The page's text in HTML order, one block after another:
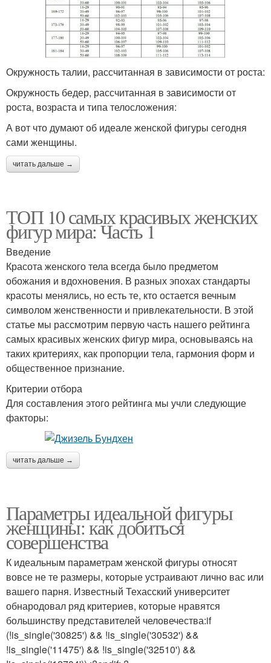
Окружность талии, рассчитанная в зависимости от роста:
Окружность бедер, рассчитанная в зависимости от
роста, возраста и типа телосложения:
А вот что думают об идеале женской фигуры сегодня
сами женщины.
читать дальше →
ТОП 10 самых красивых женских
фигур мира: Часть 1
Введение
Красота женского тела всегда было предметом
обожания и вдохновения. В разных эпохах стандарты
красоты менялись, но есть те, кто остается вечным
символом женственности и привлекательности. В этой
статье мы рассмотрим первую часть нашего рейтинга
самых красивых женских фигур мира, основываясь на
таких критериях, как пропорции тела, гармония форм и
общественное признание.
Критерии отбора
Для составления этого рейтинга мы учли следующие
факторы:
читать дальше →
Параметры идеальной фигуры
женщины: как добиться
совершенства
К идеальным параметрам женской фигуры относят
вовсе не те размеры, которые устраивают лично вас или
вашего парня. Известный Техасский университет
обнародовал ряд критериев, которые нравятся
большинству представителей человечества:if
(!is_single('30825') && !is_single('30532') &&
!is_single('11475') && !is_single('32510') &&